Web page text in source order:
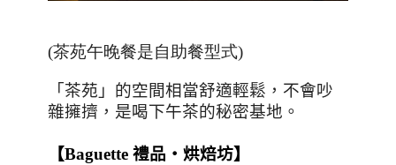
(茶苑午晚餐是自助餐型式)
「茶苑」的空間相當舒適輕鬆，不會吵
雜擁擠，是喝下午茶的秘密基地。
【Baguette 禮品‧烘焙坊】